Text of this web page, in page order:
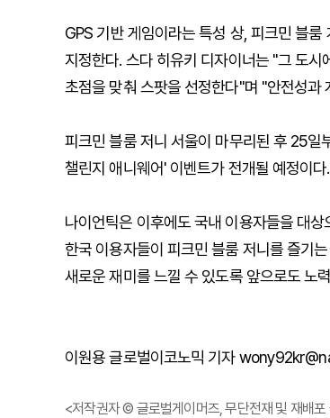
GPS 기반 게임이라는 특성 상, 피크민 블
지정한다. 스다 히유키 디자이너는 "그 도
초점을 맞춰 스팟을 선정한다"며 "안전성과
피크민 블룸 저니 서울이 마무리된 후 25일
챌린지 애니웨어' 이벤트가 전개될 예정이다.
나이언틱은 이후에도 국내 이용자들을 대
한국 이용자들이 피크민 블룸 저니를 즐기
새로운 재미를 느낄 수 있도록 앞으로도 노
이원용 글로벌이코노믹 기자
<저작권자 © 글로벌게이머즈, 무단전재 및 재배포